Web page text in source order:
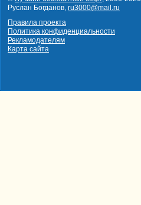
Руслан Богданов, ru3000@mail.ru
Правила проекта
Политика конфиденциальности
Рекламодателям
Карта сайта